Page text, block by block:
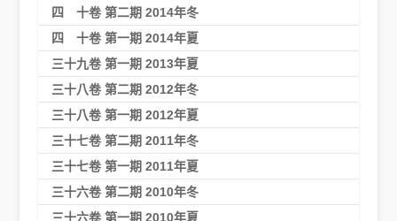
四 十卷 第二期 2014年冬
四 十卷 第一期 2014年夏
三十九卷 第一期 2013年夏
三十八卷 第二期 2012年冬
三十八卷 第一期 2012年夏
三十七卷 第二期 2011年冬
三十七卷 第一期 2011年夏
三十六卷 第二期 2010年冬
三十六卷 第一期 2010年夏